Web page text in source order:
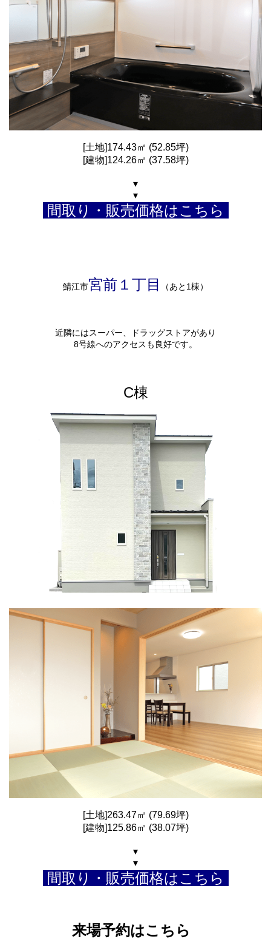
[土地]174.43㎡ (52.85坪)
[建物]124.26㎡ (37.58坪)
▾
▾
間取り・販売価格はこちら
鯖江市宮前１丁目 （あと1棟）
近隣にはスーパー、ドラッグストアがあり
8号線へのアクセスも良好です。
C棟
[土地]263.47㎡ (79.69坪)
[建物]125.86㎡ (38.07坪)
▾
▾
間取り・販売価格はこちら
来場予約はこちら